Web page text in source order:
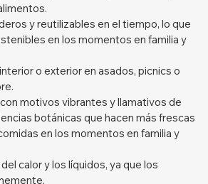
y reutilizables en el tiempo, lo que
en los momentos en familia y
o exterior en asados, picnics o
motivos vibrantes y llamativos de
botánicas que hacen más frescas
en los momentos en familia y
calor y los líquidos, ya que los